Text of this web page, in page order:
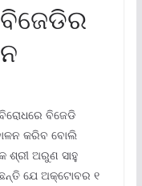
ବିଜେଡି
କରିବ ବୋଲି
ଶ୍ରୀ ଅରୁଣ ସାହୁ
ଯେ ଅକ୍ଟୋବର ୧